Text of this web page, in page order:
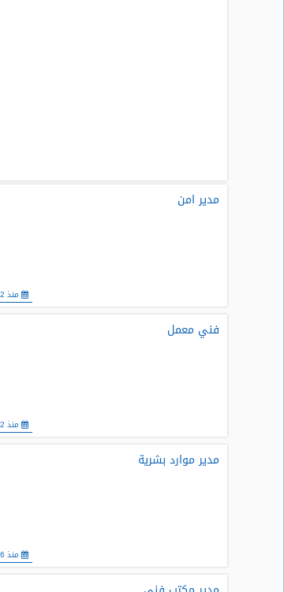
مدير امن
منذ 1872 يوم
فني معمل
منذ 1932 يوم
مدير موارد بشرية
منذ 1986 يوم